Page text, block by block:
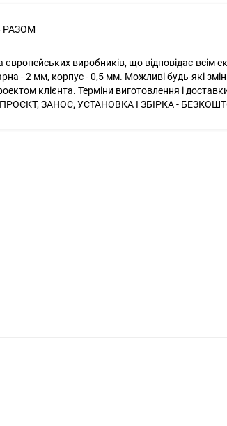
РАЗОМ
виробників, що відповідає всім
- 2 мм, корпус - 0,5 мм. Можливі будь-які
клієнта. Терміни виготовлення і
ЗАНОС, УСТАНОВКА І ЗБІРКА -